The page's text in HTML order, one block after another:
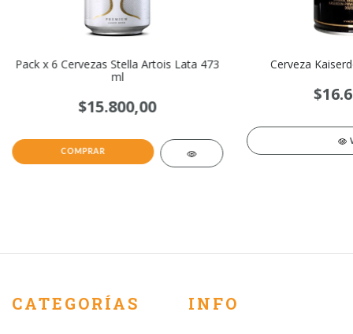
Pack x 6 Cervezas Stella Artois Lata 473
ml
$15.800,00
Cerveza
CATEGORÍAS INFO